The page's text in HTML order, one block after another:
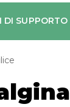
DI SUPPORTO